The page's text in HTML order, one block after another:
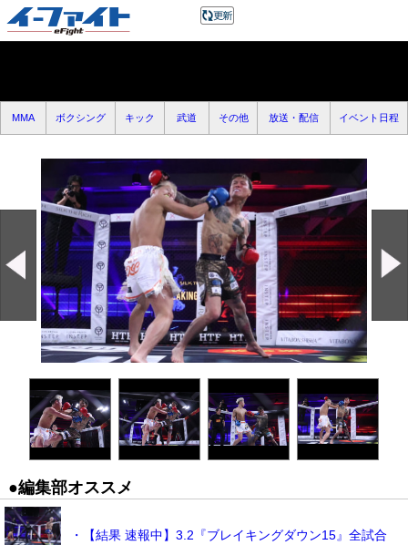
MMA ボクシング キック 武道 その他 放送・配信 イベント日程
●編集部オススメ
・【結果 速報中】3.2『ブレイキングダウン15』全試合